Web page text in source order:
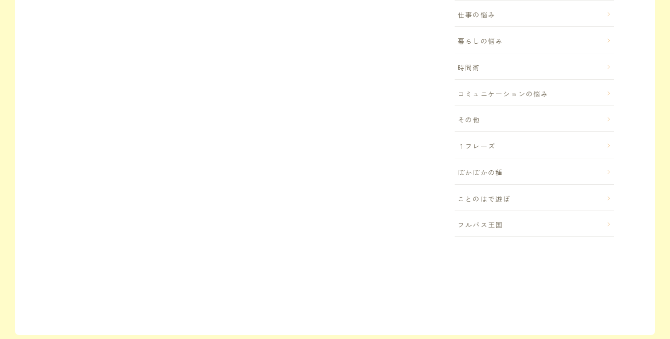
仕事の悩み
暮らしの悩み
時間術
コミュニケーションの悩み
その他
１フレーズ
ぽかぽかの種
ことのはで遊ぼ
フルバス王国